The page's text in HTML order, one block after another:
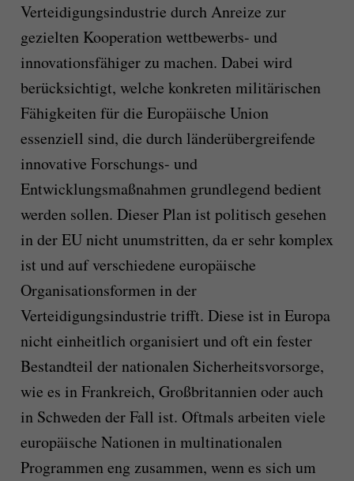
Verteidigungsindustrie durch Anreize zur
gezielten Kooperation wettbewerbs- und
innovationsfähiger zu machen. Dabei wird
berücksichtigt, welche konkreten militärischen
Fähigkeiten für die Europäische Union
essenziell sind, die durch länderübergreifende
innovative Forschungs- und
Entwicklungsmaßnahmen grundlegend bedient
werden sollen. Dieser Plan ist politisch gesehen
in der EU nicht unumstritten, da er sehr komplex
ist und auf verschiedene europäische
Organisationsformen in der
Verteidigungsindustrie trifft. Diese ist in Europa
nicht einheitlich organisiert und oft ein fester
Bestandteil der nationalen Sicherheitsvorsorge,
wie es in Frankreich, Großbritannien oder auch
in Schweden der Fall ist. Oftmals arbeiten viele
europäische Nationen in multinationalen
Programmen eng zusammen, wenn es sich um